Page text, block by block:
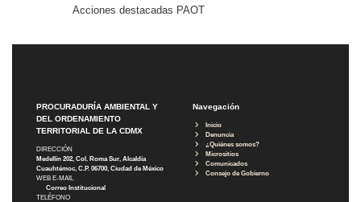
Acciones destacadas PAOT
PROCURADURÍA AMBIENTAL Y
DEL ORDENAMIENTO
TERRITORIAL DE LA CDMX
DIRECCIÓN
Medellín 202, Col. Roma Sur, Alcaldía
Cuauhtémoc, C.P. 06700, Ciudad de México
WEB E-MAIL
Correo Institucional
TELÉFONO
Navegación
Inicio
Denuncia
¿Quiénes somos?
Micrositios
Comunicados
Consejo de Gobierno